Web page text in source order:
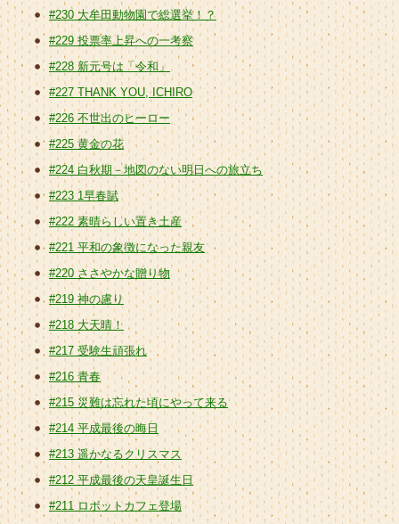
#230 大牟田動物園で総選挙！？
#229 投票率上昇への一考察
#228 新元号は「令和」
#227 THANK YOU, ICHIRO
#226 不世出のヒーロー
#225 黄金の花
#224 白秋期－地図のない明日への旅立ち
#223 1早春賦
#222 素晴らしい置き土産
#221 平和の象徴になった親友
#220 ささやかな贈り物
#219 神の慮り
#218 大天晴！
#217 受験生頑張れ
#216 青春
#215 災難は忘れた頃にやって来る
#214 平成最後の晦日
#213 遥かなるクリスマス
#212 平成最後の天皇誕生日
#211 ロボットカフェ登場